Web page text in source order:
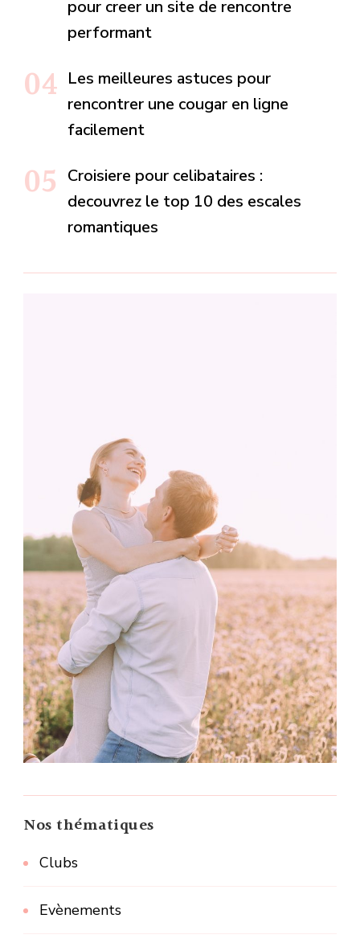
pour creer un site de rencontre
performant
Les meilleures astuces pour
rencontrer une cougar en ligne
facilement
Croisiere pour celibataires :
decouvrez le top 10 des escales
romantiques
Nos thématiques
Clubs
Evènements